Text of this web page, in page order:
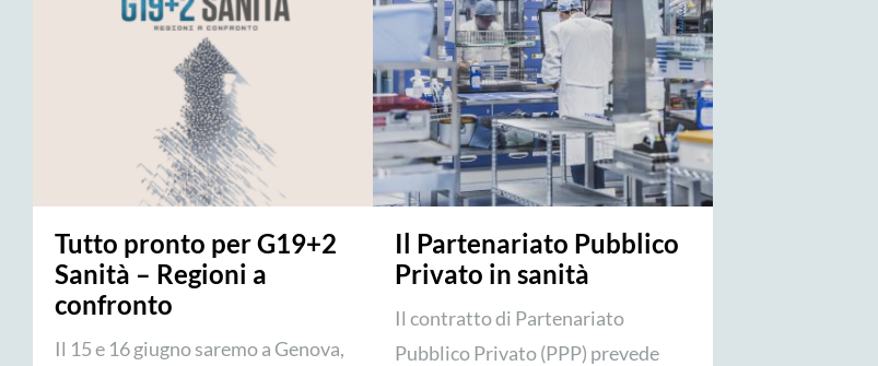
Tutto pronto per G19+2
Sanità – Regioni a
confronto
Il 15 e 16 giugno saremo a Genova,
Il Partenariato Pubblico
Privato in sanità
Il contratto di Partenariato
Pubblico Privato (PPP) prevede